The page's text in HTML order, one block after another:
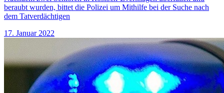
beraubt wurden, bittet die Polizei um Mithilfe bei der Suche nach
dem Tatverdächtigen
17. Januar 2022